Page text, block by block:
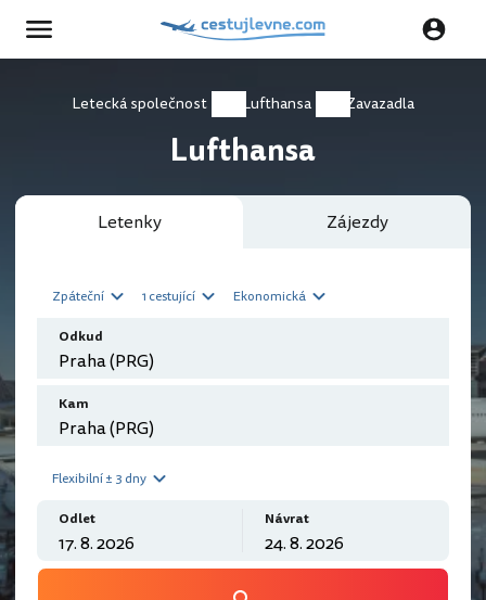
Letecká společnost Lufthansa Zavazadla
Lufthansa
Letenky Zájezdy
Zpáteční 1 cestující Ekonomická
Odkud
Kam
Flexibilní ± 3 dny
Odlet Návrat